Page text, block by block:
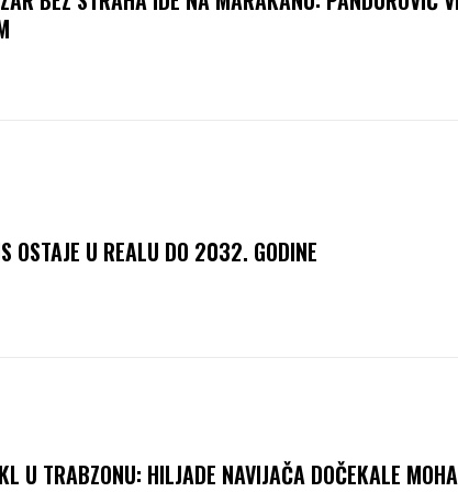
OSTAJE U REALU DO 2032. GODINE
U TRABZONU: HILJADE NAVIJAČA DOČEKALE